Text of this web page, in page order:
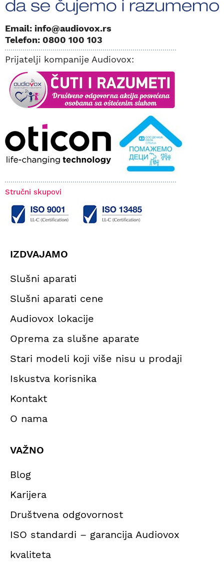
Email: info@audiovox.rs
Telefon: 0800 100 103
Prijatelji kompanije Audiovox:
Stručni skupovi
IZDVAJAMO
Slušni aparati
Slušni aparati cene
Audiovox lokacije
Oprema za slušne aparate
Stari modeli koji više nisu u prodaji
Iskustva korisnika
Kontakt
O nama
VAŽNO
Blog
Karijera
Društvena odgovornost
ISO standardi – garancija Audiovox
kvaliteta